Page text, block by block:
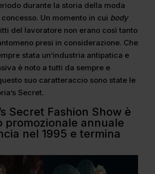
durante la storia della moda
Un momento in cui body
del lavoratore non erano così tanto
presi in considerazione. Che
stata un’industria antipatica e
è noto a tutti da sempre e
suo caratteraccio sono state le
Secret.
Secret Fashion Show è
promozionale annuale
nel 1995 e termina